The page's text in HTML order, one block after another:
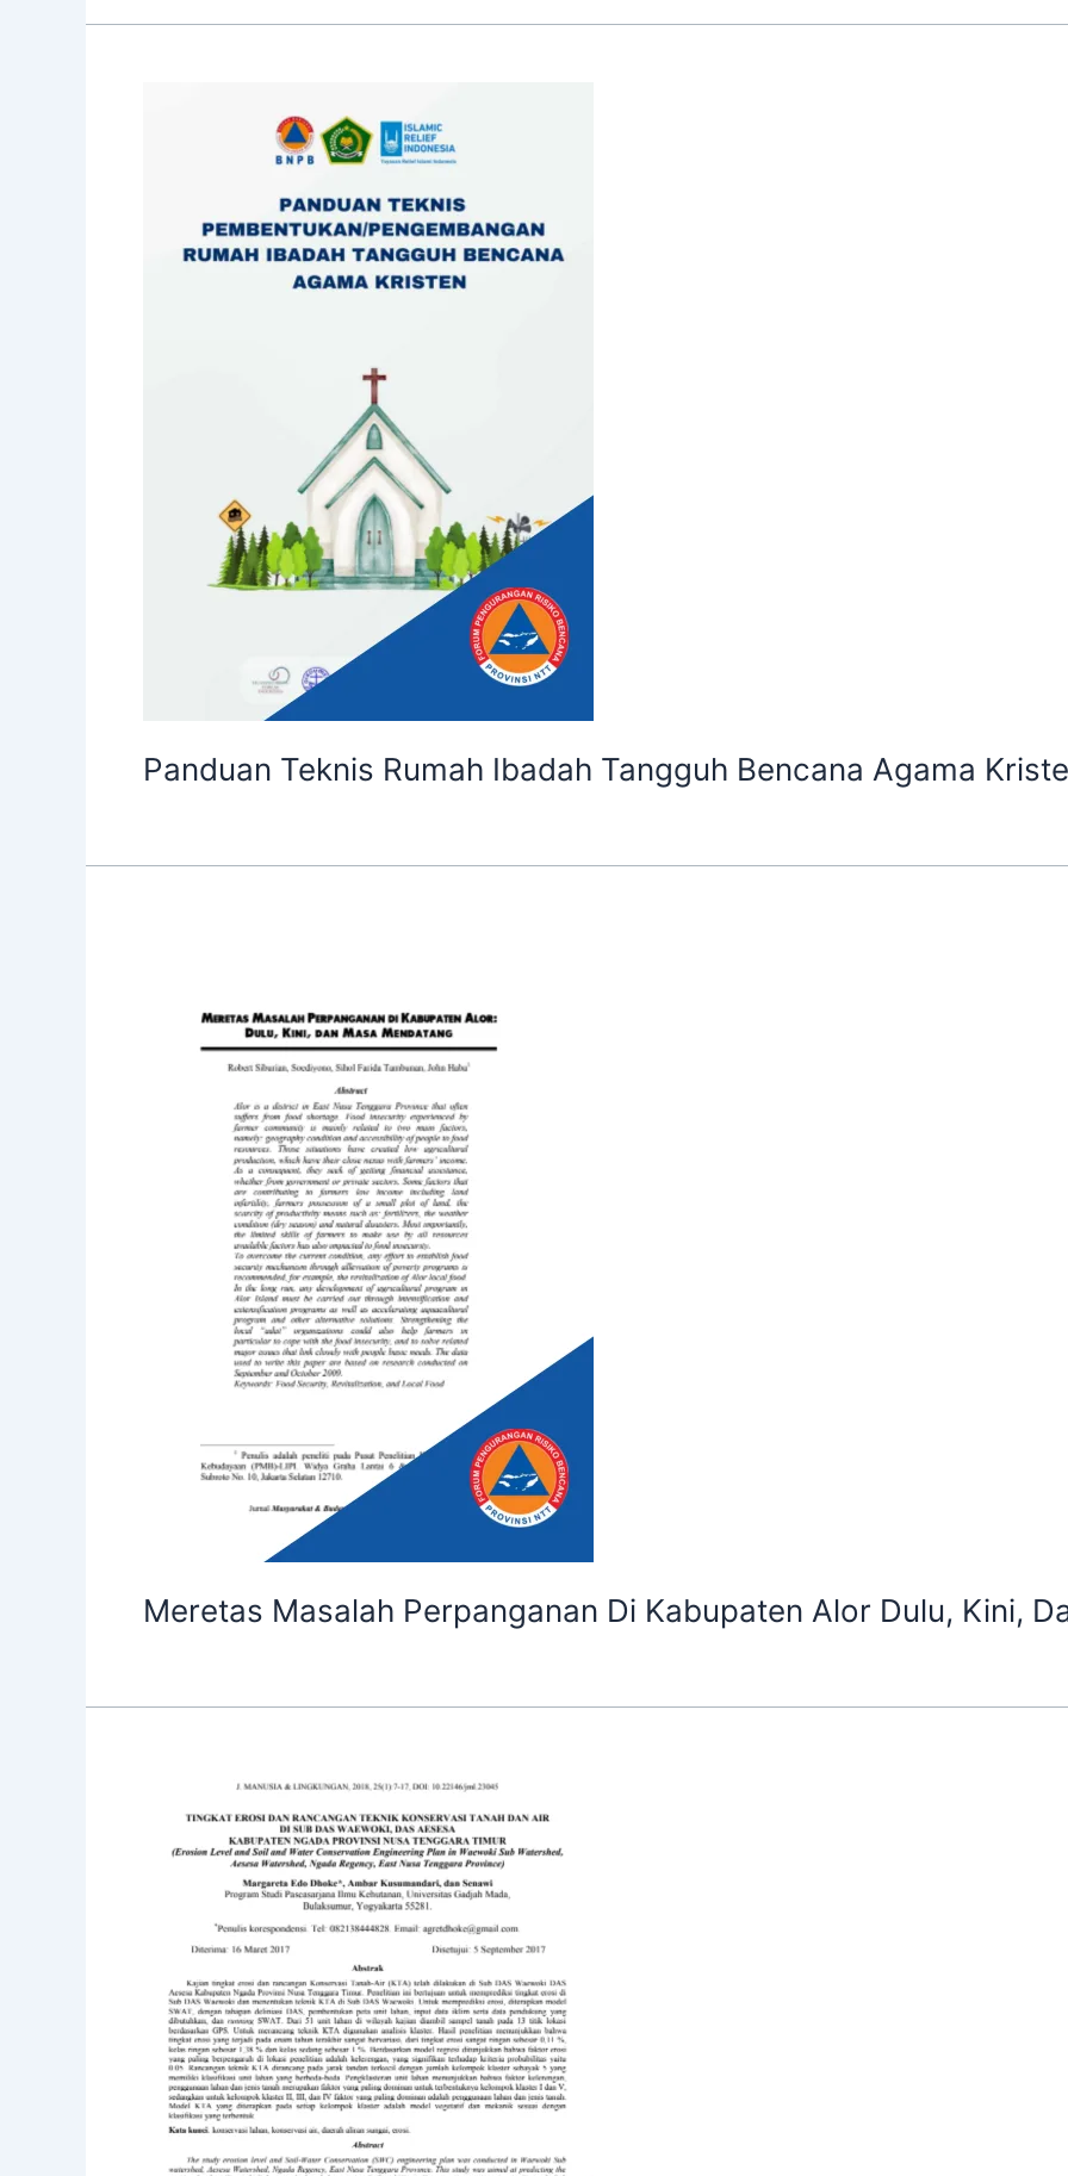
Panduan Teknis Rumah Ibadah Tangguh Bencana Agama
Meretas Masalah Perpanganan Di Kabupaten Alor Dulu, Kini,